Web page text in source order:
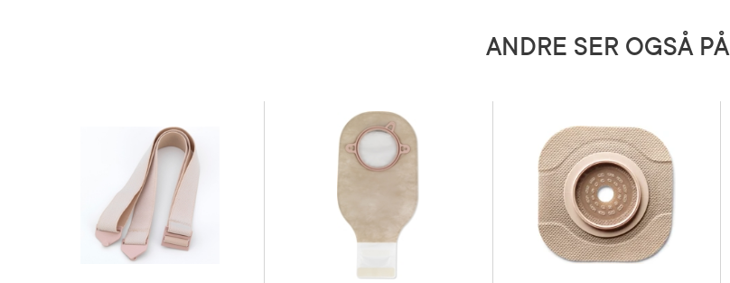
ANDRE SER OGSÅ PÅ